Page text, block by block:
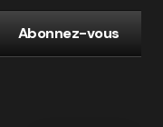
Abonnez-vous